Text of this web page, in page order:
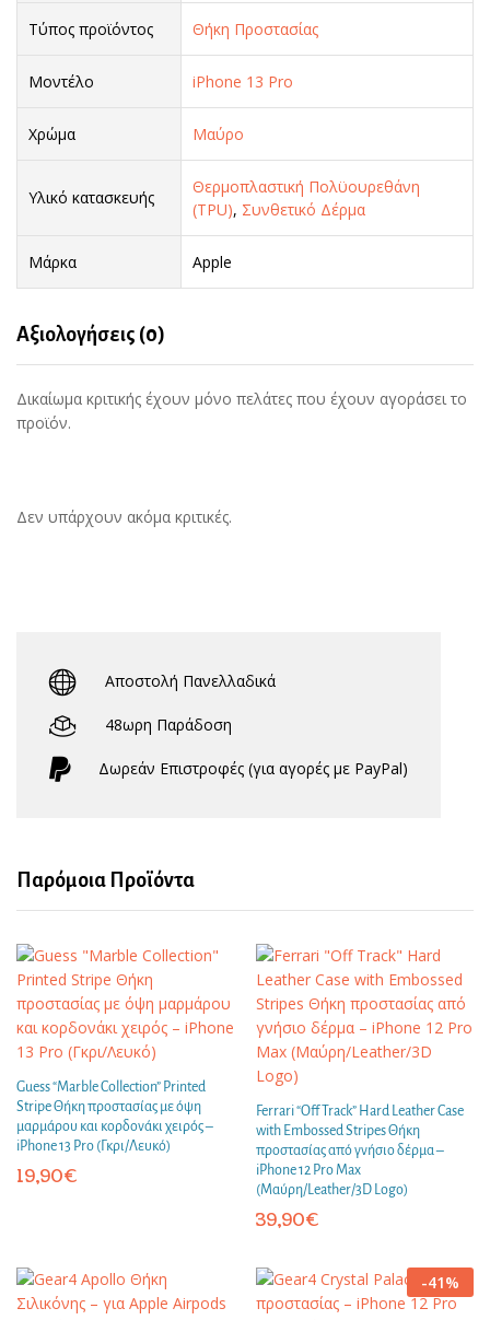
Τύπος προϊόντος Θήκη Προστασίας
Μοντέλο iPhone 13 Pro
Χρώμα Μαύρο
Υλικό κατασκευής
Θερμοπλαστική Πολϋουρεθάνη
(TPU), Συνθετικό Δέρμα
Μάρκα Apple
Αξιολογήσεις (0)
Δικαίωμα κριτικής έχουν μόνο πελάτες που έχουν αγοράσει το
προϊόν.
Δεν υπάρχουν ακόμα κριτικές.
Αποστολή Πανελλαδικά
48ωρη Παράδοση
Δωρεάν Eπιστροφές (για αγορές με PayPal)
Παρόμοια Προϊόντα
Guess “Marble Collection” Printed
Stripe Θήκη προστασίας με όψη
μαρμάρου και κορδονάκι χειρός –
iPhone 13 Pro (Γκρι/Λευκό)
19,90€
Ferrari “Off Track” Hard Leather Case
with Embossed Stripes Θήκη
προστασίας από γνήσιο δέρμα –
iPhone 12 Pro Max
(Μαύρη/Leather/3D Logo)
39,90€
-41%